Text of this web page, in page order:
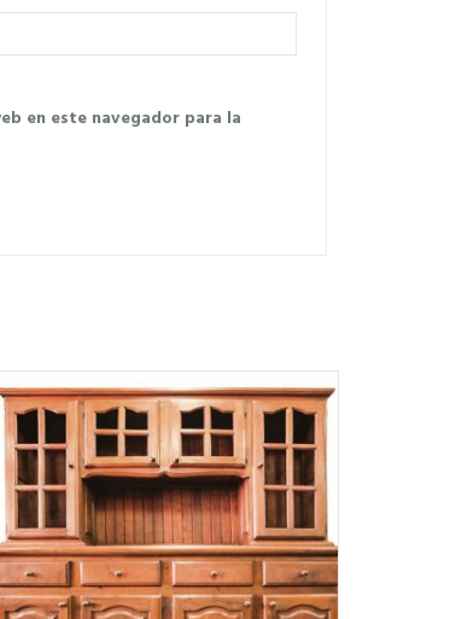
en este navegador para la